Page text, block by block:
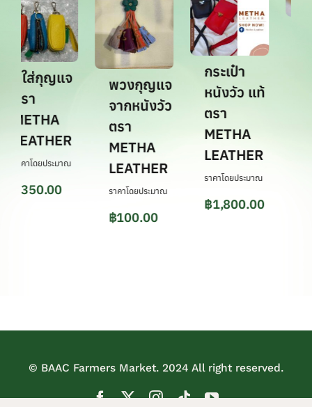
ที่ใส่กุญแจ
ตรา
METHA
LEATHER
ราคาโดยประมาณ
350.00
พวงกุญแจ
จากหนังวัว
ตรา
METHA
LEATHER
ราคาโดยประมาณ
100.00
กระเป๋า
หนังวัว แท้
ตรา
METHA
LEATHER
ราคาโดยประมาณ
1,800.00
© BAAC Farmers Market. 2024 All right reserved.